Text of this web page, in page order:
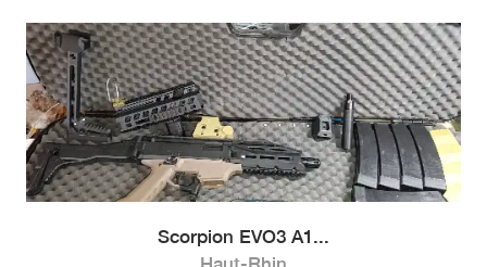
Scorpion EVO3 A1...